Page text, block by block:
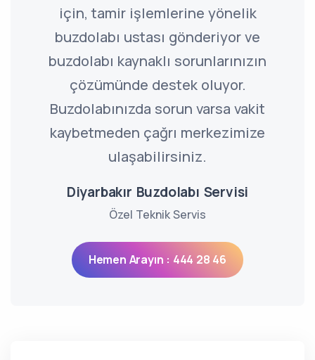
için, tamir işlemlerine yönelik
buzdolabı ustası gönderiyor ve
buzdolabı kaynaklı sorunlarınızın
çözümünde destek oluyor.
Buzdolabınızda sorun varsa vakit
kaybetmeden çağrı merkezimize
ulaşabilirsiniz.
Diyarbakır Buzdolabı Servisi
Özel Teknik Servis
Hemen Arayın : 444 28 46